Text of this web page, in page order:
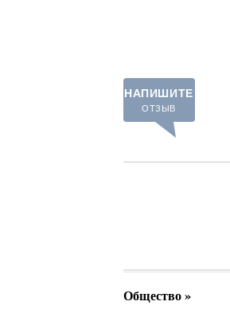
НАПИШИТЕ
ОТЗЫВ
Общество »